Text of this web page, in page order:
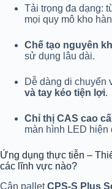
Tải trọng đa dạng:
mọi quy mô kho
Chế tạo nguyên
sử dụng lâu dài.
Dễ dàng di chuyển
và tay kéo tiện lợi.
Chỉ thị CAS cao
màn hình LED hiện
Ứng dụng thực tiễn –
các lĩnh vực nào?
Cân palletCPS-S Plus